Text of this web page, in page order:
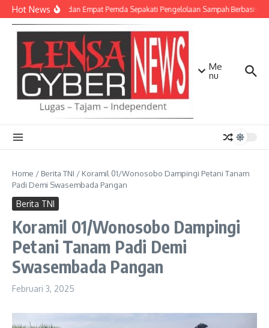
Lewati ke konten
Hot NewsTNI AD dan Empat Pemda Sepakati Pengelolaan Sampah Berbasis
Me
nu
Home / Berita TNI / Koramil 01/Wonosobo Dampingi Petani Tanam
Padi Demi Swasembada Pangan
Berita TNI
Koramil 01/Wonosobo Dampingi
Petani Tanam Padi Demi
Swasembada Pangan
Februari 3, 2025